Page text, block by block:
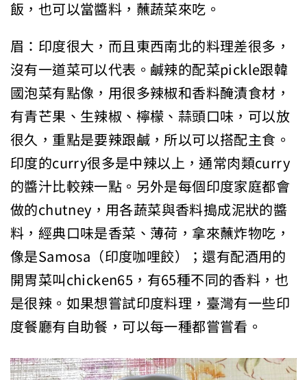
飯，也可以當醬料，蘸蔬菜來吃。
眉：印度很大，而且東西南北的料理差很多，
沒有一道菜可以代表。鹹辣的配菜pickle跟韓
國泡菜有點像，用很多辣椒和香料醃漬食材，
有青芒果、生辣椒、檸檬、蒜頭口味，可以放
很久，重點是要辣跟鹹，所以可以搭配主食。
印度的curry很多是中辣以上，通常肉類curry
的醬汁比較辣一點。另外是每個印度家庭都會
做的chutney，用各蔬菜與香料搗成泥狀的醬
料，經典口味是香菜、薄荷，拿來蘸炸物吃，
像是Samosa（印度咖哩餃）；還有配酒用的
開胃菜叫chicken65，有65種不同的香料，也
是很辣。如果想嘗試印度料理，臺灣有一些印
度餐廳有自助餐，可以每一種都嘗嘗看。